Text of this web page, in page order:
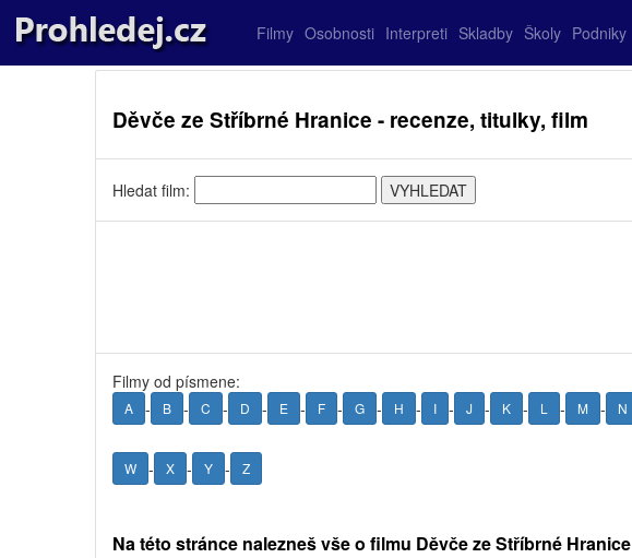
Filmy Osobnosti Interpreti Skladby Školy Podniky
Děvče ze Stříbrné Hranice - recenze, titulky, film
Hledat film:
Filmy od písmene:
A - B - C - D - E - F - G - H - I - J - K - L - M - N
W - X - Y - Z
Na této stránce nalezneš vše o filmu Děvče ze Stříbrné Hranice